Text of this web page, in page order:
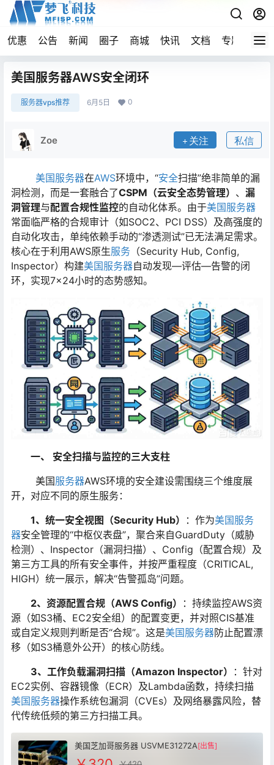
优惠 公告 新闻 圈子 商城 快讯 文档 专题 导航
美国服务器AWS安全闭环
服务器vps推荐 6月5日 0
Zoe 关注 私信
美国服务器在AWS环境中，“安全扫描”绝非简单的漏
洞检测，而是一套融合了CSPM（云安全态势管理） 、 漏
洞管理与配置合规性监控的自动化体系。由于美国服务器
常面临严格的合规审计（如SOC2、PCI DSS）及高强度的
自动化攻击，单纯依赖手动的“渗透测试”已无法满足需求。
核心在于利用AWS原生服务 （Security Hub, Config,
Inspector）构建美国服务器自动发现—评估—告警的闭
环，实现7×24小时的态势感知。
一、 安全扫描与监控的三大支柱
美国服务器AWS环境的安全建设需围绕三个维度展
开，对应不同的原生服务：
1、统一安全视图（Security Hub）
：作为美国服务
器安全管理的“中枢仪表盘”，聚合来自GuardDuty（威胁
检测）、Inspector（漏洞扫描）、Config（配置合规）及
第三方工具的所有安全事件，并按严重程度（CRITICAL,
HIGH）统一展示，解决“告警孤岛”问题。
2、资源配置合规（AWS Config）
：持续监控AWS资
源（如S3桶、EC2安全组）的配置变更，并对照CIS基准
或自定义规则判断是否“合规”。这是美国服务器防止配置漂
移（如S3桶意外公开）的核心防线。
3、工作负载漏洞扫描（Amazon Inspector）
：针对
EC2实例、容器镜像（ECR）及Lambda函数，持续扫描
美国服务器操作系统包漏洞（CVEs）及网络暴露风险，替
代传统低频的第三方扫描工具。
美国芝加哥服务器 USVME31272A[出售]